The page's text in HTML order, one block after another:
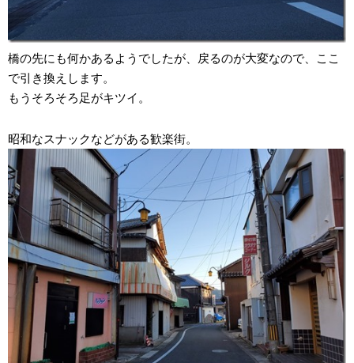
橋の先にも何かあるようでしたが、戻るのが大変なので、ここ
で引き換えします。
もうそろそろ足がキツイ。
昭和なスナックなどがある歓楽街。